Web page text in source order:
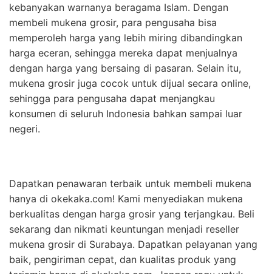
kebanyakan warnanya beragama Islam. Dengan
membeli mukena grosir, para pengusaha bisa
memperoleh harga yang lebih miring dibandingkan
harga eceran, sehingga mereka dapat menjualnya
dengan harga yang bersaing di pasaran. Selain itu,
mukena grosir juga cocok untuk dijual secara online,
sehingga para pengusaha dapat menjangkau
konsumen di seluruh Indonesia bahkan sampai luar
negeri.
Dapatkan penawaran terbaik untuk membeli mukena
hanya di okekaka.com! Kami menyediakan mukena
berkualitas dengan harga grosir yang terjangkau. Beli
sekarang dan nikmati keuntungan menjadi reseller
mukena grosir di Surabaya. Dapatkan pelayanan yang
baik, pengiriman cepat, dan kualitas produk yang